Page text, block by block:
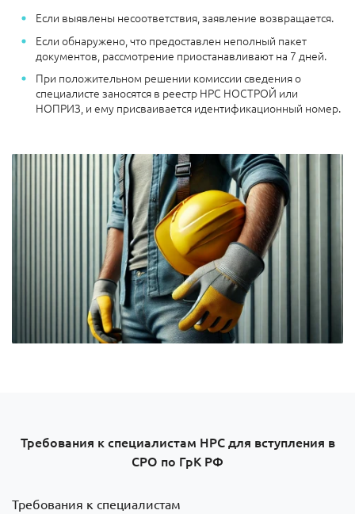
Если выявлены несоответствия, заявление возвращается.
Если обнаружено, что предоставлен неполный пакет
документов, рассмотрение приостанавливают на 7 дней.
При положительном решении комиссии сведения о
специалисте заносятся в реестр НРС НОСТРОЙ или
НОПРИЗ, и ему присваивается идентификационный номер.
Требования к специалистам НРС для вступления в
СРО по ГрК РФ
Требования к специалистам